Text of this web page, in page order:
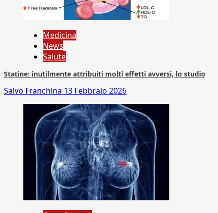
Medicina
News
Salute
Statine: inutilmente attribuiti molti effetti avversi, lo studio
Salvo Franchina 13 Febbraio 2026